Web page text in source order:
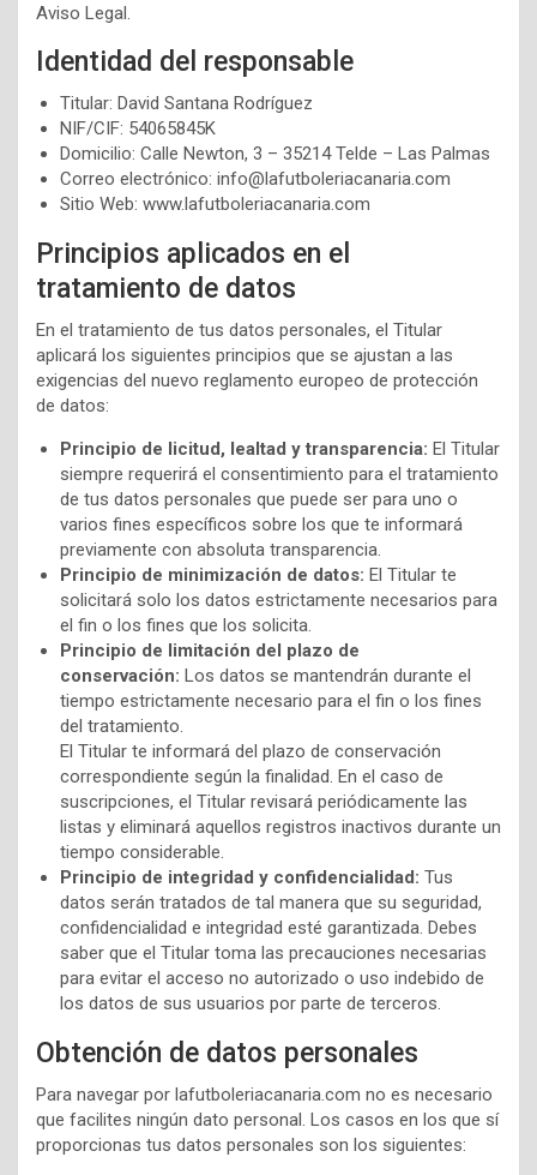
Aviso Legal.
Identidad del responsable
Titular: David Santana Rodríguez
NIF/CIF: 54065845K
Domicilio: Calle Newton, 3 – 35214 Telde – Las Palmas
Correo electrónico: info@lafutboleriacanaria.com
Sitio Web: www.lafutboleriacanaria.com
Principios aplicados en el
tratamiento de datos
En el tratamiento de tus datos personales, el Titular
aplicará los siguientes principios que se ajustan a las
exigencias del nuevo reglamento europeo de protección
de datos:
Principio de licitud, lealtad y transparencia: El Titular
siempre requerirá el consentimiento para el tratamiento
de tus datos personales que puede ser para uno o
varios fines específicos sobre los que te informará
previamente con absoluta transparencia.
Principio de minimización de datos: El Titular te
solicitará solo los datos estrictamente necesarios para
el fin o los fines que los solicita.
Principio de limitación del plazo de
conservación: Los datos se mantendrán durante el
tiempo estrictamente necesario para el fin o los fines
del tratamiento.
El Titular te informará del plazo de conservación
correspondiente según la finalidad. En el caso de
suscripciones, el Titular revisará periódicamente las
listas y eliminará aquellos registros inactivos durante un
tiempo considerable.
Principio de integridad y confidencialidad: Tus
datos serán tratados de tal manera que su seguridad,
confidencialidad e integridad esté garantizada. Debes
saber que el Titular toma las precauciones necesarias
para evitar el acceso no autorizado o uso indebido de
los datos de sus usuarios por parte de terceros.
Obtención de datos personales
Para navegar por lafutboleriacanaria.com no es necesario
que facilites ningún dato personal. Los casos en los que sí
proporcionas tus datos personales son los siguientes: